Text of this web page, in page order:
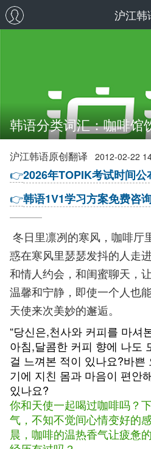
沪江韩
韩语分类词汇：咖啡馆
沪江韩语原创翻译 2012-02-22
👉2026年TOPIK考试时间公
👉韩语1V1学习方案免费咨
冬日里凛冽的寒风，咖啡厅
惑在寒风里瑟瑟发抖的人走
和情人约会，和闺蜜聊天，
温馨和宁静，即使一个人也
天使来次美妙的邂逅。
“당신은,천사와 커피를 마셔
아침,달콤한 커피 향에 나도
걸 느껴본 적이 있나요?바쁜
기에 지친 몸과 마음이 편안
있나요?
你和天使一起喝过咖啡吗？
气，不知不觉间心情变好的
晨，咖啡的温热香气让疲惫